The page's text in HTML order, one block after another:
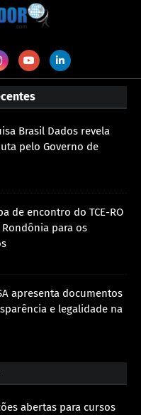
Brasil Dados revela
pelo Governo de
de encontro do TCE-RO
para os
apresenta documentos
e legalidade na
abertas para cursos